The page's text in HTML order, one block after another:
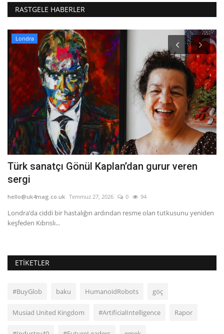
RASTGELE HABERLER
Londra
Türk sanatçı Gönül Kaplan’dan gurur veren
sergi
hello@uk4mag.co.uk Temmuz 27, 2026 0 94
Londra’da ciddi bir hastalığın ardından resme olan tutkusunu yeniden
keşfeden Kıbrıslı...
ETIKETLER
#BuyGlob baku HumanoidRobots göç
Musiad United Kingdom #ArtificialIntelligence Rapor